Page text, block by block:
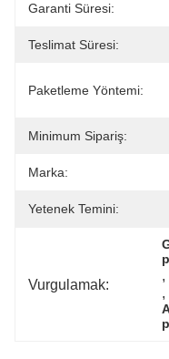
Garanti Süresi:
Teslimat Süresi:
Paketleme Yöntemi:
Minimum Sipariş:
Marka:
Yetenek Temini:
Vurgulamak:
,
,